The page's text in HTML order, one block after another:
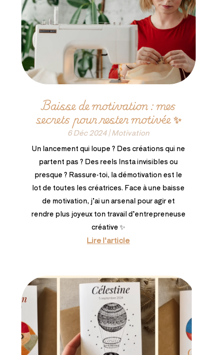
Baisse de motivation : mes
secrets pour rester motivée ✨
6 Déc 2024|Motivation
Un lancement qui loupe ? Des créations qui ne
partent pas ? Des reels Insta invisibles ou
presque ? Rassure-toi, la démotivation est le
lot de toutes les créatrices. Face à une baisse
de motivation, j’ai un arsenal pour agir et
rendre plus joyeux ton travail d’entrepreneuse
créative ✨
Lire l'article